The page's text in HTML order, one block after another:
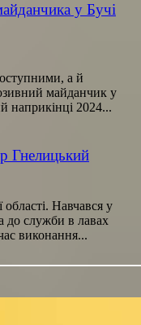
у Бучі
а й
майданчик у
наприкінці 2024...
Гнелицький
Навчався у
до служби в лавах
виконання...